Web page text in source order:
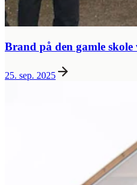
Brand på den gamle
25. sep. 2025